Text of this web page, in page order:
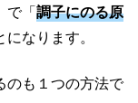
で「調子にのる原
なります。
のも１つの方法で